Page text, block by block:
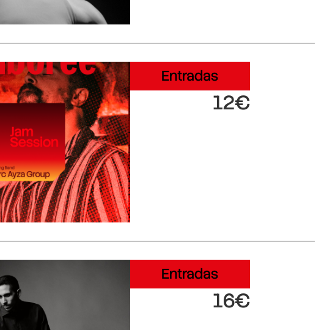
Entradas
12€
Entradas
16€